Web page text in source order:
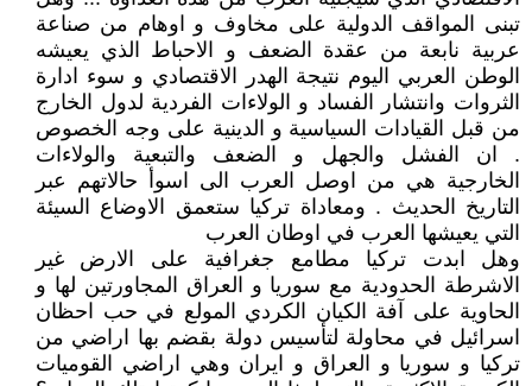
تبنى المواقف الدولية على مخاوف و اوهام من صناعة
عربية نابعة من عقدة الضعف و الاحباط الذي يعيشه
الوطن العربي اليوم نتيجة الهدر الاقتصادي و سوء ادارة
الثروات وانتشار الفساد و الولاءات الفردية لدول الخارج
من قبل القيادات السياسية و الدينية على وجه الخصوص
. ان الفشل والجهل و الضعف والتبعية والولاءات
الخارجية هي من اوصل العرب الى اسوأ حالاتهم عبر
التاريخ الحديث . ومعاداة تركيا ستعمق الاوضاع السيئة
التي يعيشها العرب في اوطان العرب
وهل ابدت تركيا مطامع جغرافية على الارض غير
الاشرطة الحدودية مع سوريا و العراق المجاورتين لها و
الحاوية على آفة الكيان الكردي المولع في حب احظان
اسرائيل في محاولة لتأسيس دولة بقضم بها اراضي من
تركيا و سوريا و العراق و ايران وهي اراضي القوميات